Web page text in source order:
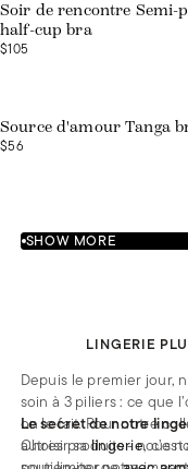
Soir de rencontre Semi-
half-cup bra
$105
Source d'amour Tanga
$56
SHOW MORE
LINGERIE
Depuis le premier jour,
soin à 3 piliers : ce que
on le fait. Pour notre
autres produits - nous
Le secret de notre
Choisir salingerie,